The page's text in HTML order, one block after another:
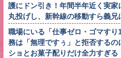
護にドン引き！年間半年近く実
丸投げし、新幹線の移動すら義兄
職場にいる「仕事ゼロ・ゴマす
務は「無理ですぅ」と拒否するの
ショとお菓子配りだけ全力すぎる